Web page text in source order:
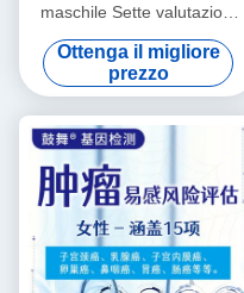
maschile Sette valutazioni
del rischio Servizi di test
genetici
Ottenga il migliore
prezzo